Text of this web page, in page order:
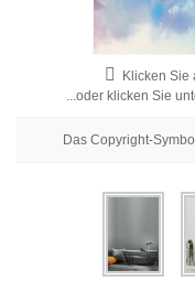
Moderne
Dekorative
Klicken Sie
...oder klicken Sie
Das Copyright-